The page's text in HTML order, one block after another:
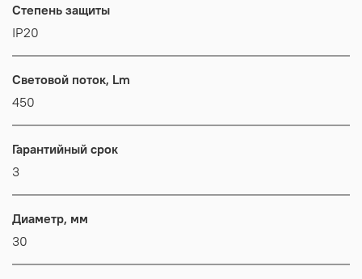
Степень защиты
IP20
Световой поток, Lm
450
Гарантийный срок
3
Диаметр, мм
30